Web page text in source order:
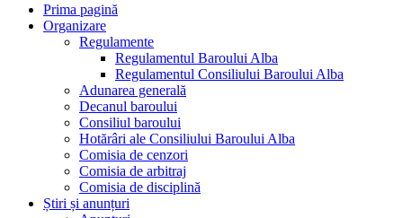
Prima pagină
Organizare
Regulamente
Regulamentul Baroului Alba
Regulamentul Consiliului Baroului Alba
Adunarea generală
Decanul baroului
Consiliul baroului
Hotărâri ale Consiliului Baroului Alba
Comisia de cenzori
Comisia de arbitraj
Comisia de disciplină
Știri și anunțuri